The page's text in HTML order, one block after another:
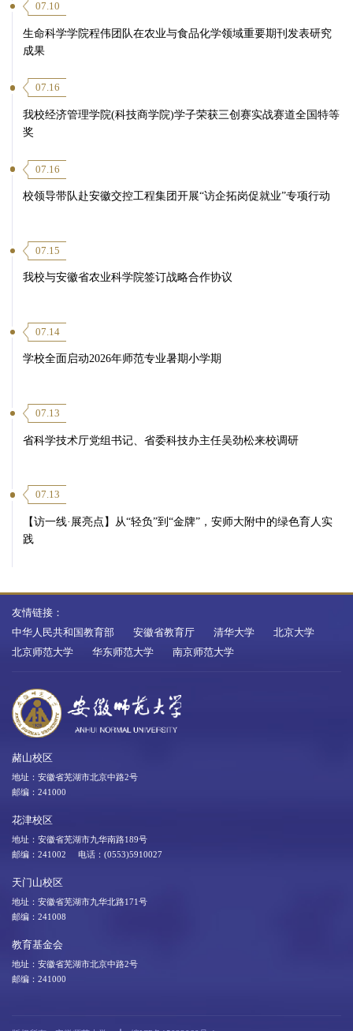
07.10
生命科学学院程伟团队在农业与食品化学领域重要期刊发表研究
成果
07.16
我校经济管理学院(科技商学院)学子荣获三创赛实战赛道全国特等
奖
07.16
校领导带队赴安徽交控工程集团开展“访企拓岗促就业”专项行动
07.15
我校与安徽省农业科学院签订战略合作协议
07.14
学校全面启动2026年师范专业暑期小学期
07.13
省科学技术厅党组书记、省委科技办主任吴劲松来校调研
07.13
【访一线·展亮点】从“轻负”到“金牌”，安师大附中的绿色育人实
践
友情链接：
中华人民共和国教育部
安徽省教育厅 清华大学
北京大学
北京师范大学
华东师范大学 南京师范大学
赭山校区
地址：安徽省芜湖市北京中路2号
邮编：241000
花津校区
地址：安徽省芜湖市九华南路189号
邮编：241002 电话：(0553)5910027
天门山校区
地址：安徽省芜湖市九华北路171号
邮编：241008
教育基金会
地址：安徽省芜湖市北京中路2号
邮编：241000